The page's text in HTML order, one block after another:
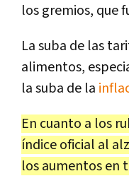
los gremios, que
La suba de las
alimentos,
la suba de la
En cuanto a los
índice oficial al
los aumentos en